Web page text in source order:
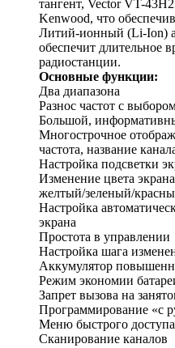
тангент, Vector VT-
Kenwood, что
Литий-ионный (Li-Ion)
обеспечит длительное
радиостанции.
Основные функции:
Два диапазона
Разнос частот с
Большой,
Многострочное
частота, название
Настройка подсветки
Изменение цвета
желтый/зеленый/
Настройка
экрана
Простота в управлении
Настройка шага
Аккумулятор
Режим экономии
Запрет вызова на
Программирование «с
Меню быстрого
Сканирование каналов